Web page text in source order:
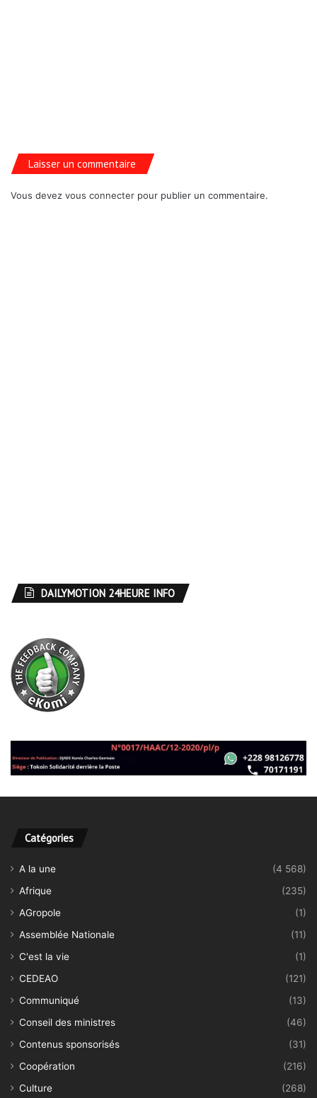
Laisser un commentaire
Vous devez vous connecter pour publier un commentaire.
DAILYMOTION 24HEURE INFO
Catégories
A la une
(4 568)
Afrique
(235)
AGropole
(1)
Assemblée Nationale
(11)
C'est la vie
(1)
CEDEAO
(121)
Communiqué
(13)
Conseil des ministres
(46)
Contenus sponsorisés
(31)
Coopération
(216)
Culture
(268)